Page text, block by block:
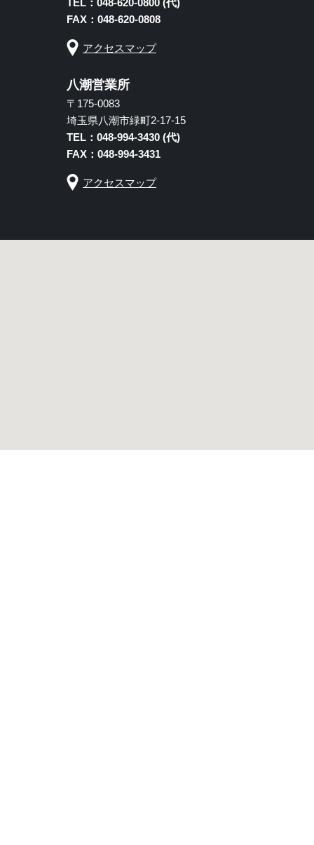
TEL：048-620-0800 (代)
FAX：048-620-0808
アクセスマップ
八潮営業所
〒175-0083
埼玉県八潮市緑町2-17-15
TEL：048-994-3430 (代)
FAX：048-994-3431
アクセスマップ